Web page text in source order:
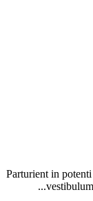
Parturient in